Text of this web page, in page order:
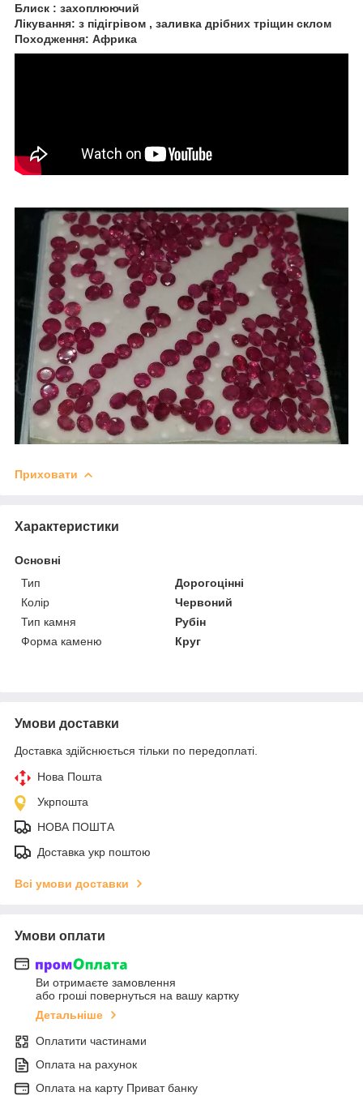
Блиск : захоплюючий
Лікування: з підігрівом , заливка дрібних тріщин склом
Походження: Африка
Приховати
Характеристики
Основні
Тип
Дорогоцінні
Колір
Червоний
Тип камня
Рубін
Форма каменю
Круг
Умови доставки
Доставка здійснюється тільки по передоплаті.
Нова Пошта
Укрпошта
НОВА ПОШТА
Доставка укр поштою
Всі умови доставки
Умови оплати
Ви отримаєте замовлення
або гроші повернуться на вашу картку
Детальніше
Оплатити частинами
Оплата на рахунок
Оплата на карту Приват банку